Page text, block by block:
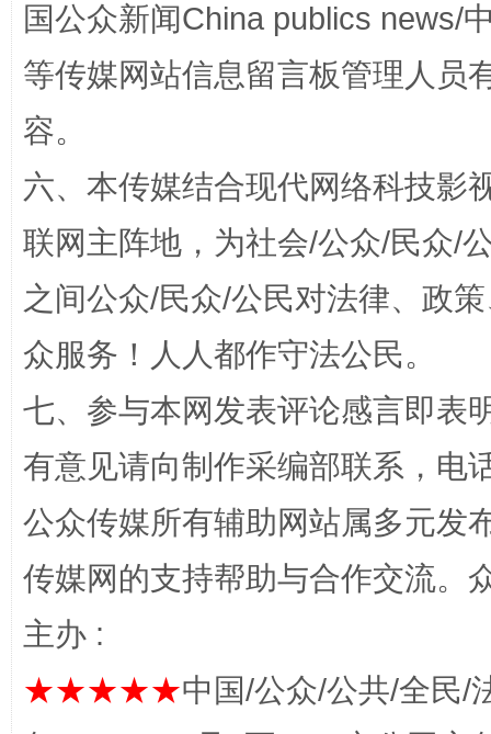
扯下公款旅游的“隐身衣” 如何以
“蜀中异人”王建安的艺术幻境
国公众新闻China publics news/
等传媒网站信息留言板管理人员
容。
六、本传媒结合现代网络科技影
联网主阵地，为社会/公众/民众/
之间公众/民众/公民对法律、政
众服务！人人都作守法公民。
七、参与本网发表评论感言即表
有意见请向制作采编部联系，电
公众传媒所有辅助网站属多元发
传媒网的支持帮助与合作交流。
主办 :
★★★★★中国/公众/公共/全民/